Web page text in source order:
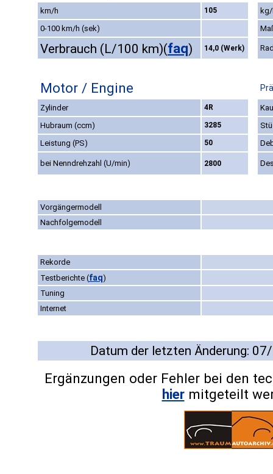
km/h 105
0-100 km/h (sek)
Verbrauch (L/100 km)(faq) 14,0 (Werk)
Motor / Engine
Zylinder 4R
Hubraum (ccm)
3285
Leistung (PS)
50
bei Nenndrehzahl (U/min) 2800
Vorgängermodell
Nachfolgemodell
Rekorde
Testberichte (faq)
Tuning
Internet
Datum der letzten Änderung:
Ergänzungen oder Fehler bei den
hiermitgeteilt